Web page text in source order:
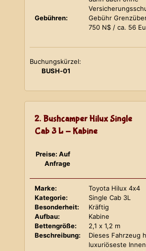
Gebühren:
Gebühr
750 N$ / ca. 56
Buchungskürzel:
BUSH-01
2. Bushcamper Hilux Single
Cab 3 L - Kabine
Preise: Auf
Anfrage
Marke:
Toyota Hilux 4x4
Kategorie:
Single Cab 3L
Besonderheit:
Kräftig
Aufbau:
Kabine
Bettengröße:
2,1 x 1,2 m
Beschreibung:
Dieses Fahrzeug
luxuriöseste